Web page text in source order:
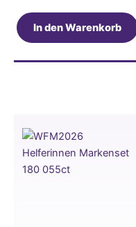
In den Warenkorb